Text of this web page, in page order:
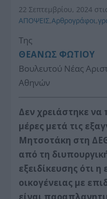
22 Σεπτεμβρίου, 2024
ΑΠΟΨΕΙΣ,Αρθρογράφοι,
Της
ΘΕΑΝΩΣ ΦΩΤΙΟΥ
Βουλευτού Νέας
Αθηνών
Δεν χρειάστηκε
μέρες μετά τις
Μητσοτάκη στη
από τη
εξειδίκευσης ότι η
οικογένειας με